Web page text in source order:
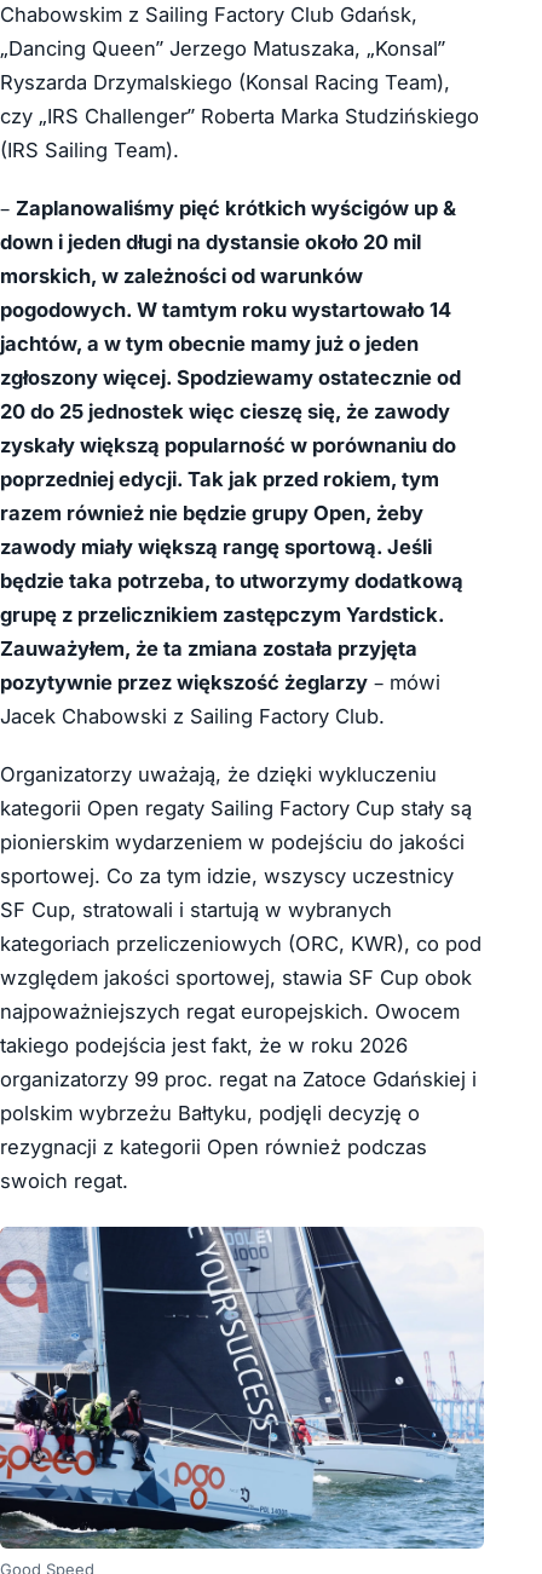
Chabowskim z Sailing Factory Club Gdańsk,
„Dancing Queen” Jerzego Matuszaka, „Konsal”
Ryszarda Drzymalskiego (Konsal Racing Team),
czy „IRS Challenger” Roberta Marka Studzińskiego
(IRS Sailing Team).
– Zaplanowaliśmy pięć krótkich wyścigów up &
down i jeden długi na dystansie około 20 mil
morskich, w zależności od warunków
pogodowych. W tamtym roku wystartowało 14
jachtów, a w tym obecnie mamy już o jeden
zgłoszony więcej. Spodziewamy ostatecznie od
20 do 25 jednostek więc cieszę się, że zawody
zyskały większą popularność w porównaniu do
poprzedniej edycji. Tak jak przed rokiem, tym
razem również nie będzie grupy Open, żeby
zawody miały większą rangę sportową. Jeśli
będzie taka potrzeba, to utworzymy dodatkową
grupę z przelicznikiem zastępczym Yardstick.
Zauważyłem, że ta zmiana została przyjęta
pozytywnie przez większość żeglarzy – mówi
Jacek Chabowski z Sailing Factory Club.
Organizatorzy uważają, że dzięki wykluczeniu
kategorii Open regaty Sailing Factory Cup stały są
pionierskim wydarzeniem w podejściu do jakości
sportowej. Co za tym idzie, wszyscy uczestnicy
SF Cup, stratowali i startują w wybranych
kategoriach przeliczeniowych (ORC, KWR), co pod
względem jakości sportowej, stawia SF Cup obok
najpoważniejszych regat europejskich. Owocem
takiego podejścia jest fakt, że w roku 2026
organizatorzy 99 proc. regat na Zatoce Gdańskiej i
polskim wybrzeżu Bałtyku, podjęli decyzję o
rezygnacji z kategorii Open również podczas
swoich regat.
Good Speed